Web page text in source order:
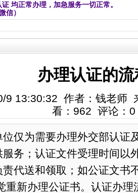
均正常办理，加急服务一切正常。
信）
办理认证的流
9 13:30:32 作者：钱老师
看：962 评论：0
位仅为需要办理外交部认证
务；认证文件受理时间以
代送和领取；如公证文书
重新办理公证书。认证办理